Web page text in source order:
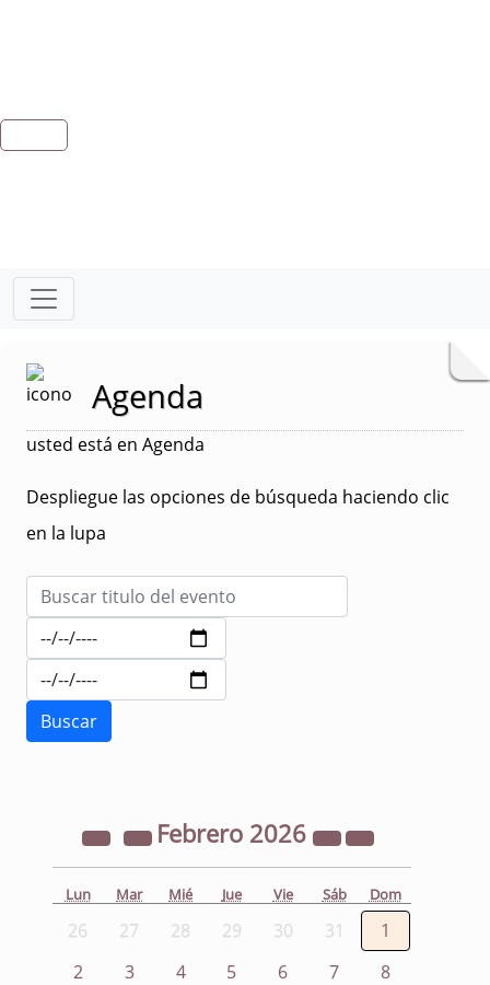
Agenda
usted está en Agenda
Despliegue las opciones de búsqueda haciendo clic
en la lupa
Febrero 2026
Lun Mar Mié Jue Vie Sáb Dom
26 27 28 29 30 31
1
2
3 4 5 6 7
8